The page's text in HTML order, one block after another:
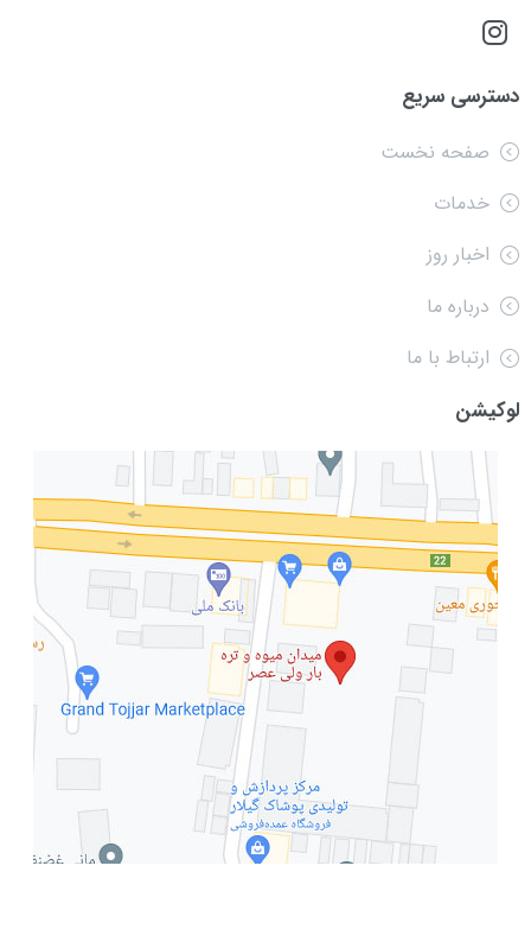
دسترسی سریع
صفحه نخست
خدمات
اخبار روز
درباره ما
ارتباط با ما
لوکیشن